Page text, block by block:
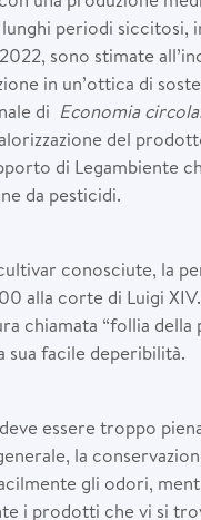
periodi siccitosi,
sono stimate
in un’ottica di
di Economia
del
di Legambiente
da pesticidi.
conosciute, la
alla corte di Luigi
chiamata “follia della
facile deperibilità.
essere troppo
la
gli odori,
i prodotti che vi si